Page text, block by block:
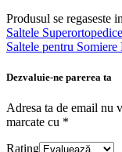
Produsul se regaseste
Saltele Superortopedice
Saltele pentru Somiere
Dezvaluie-ne parerea ta
Adresa ta de email nu
marcate cu *
Rating